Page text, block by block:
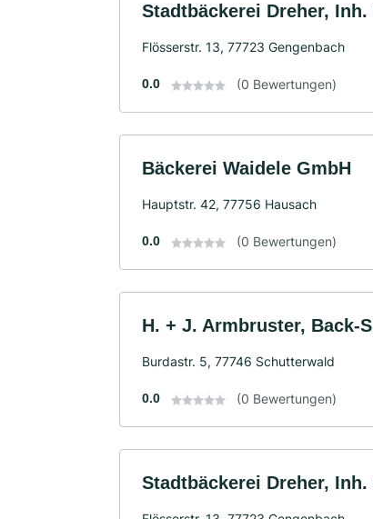
Stadtbäckerei Dreher,
Flösserstr. 13, 77723 Gengenbach
0.0 (0 Bewertungen)
Bäckerei Waidele GmbH
Hauptstr. 42, 77756 Hausach
0.0 (0 Bewertungen)
H. + J. Armbruster, Back-
Burdastr. 5, 77746 Schutterwald
0.0 (0 Bewertungen)
Stadtbäckerei Dreher,